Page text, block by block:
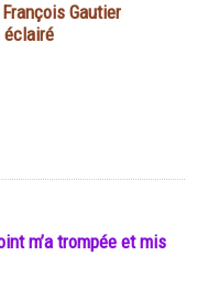
Gautier
éclairé
m’a trompée et mis